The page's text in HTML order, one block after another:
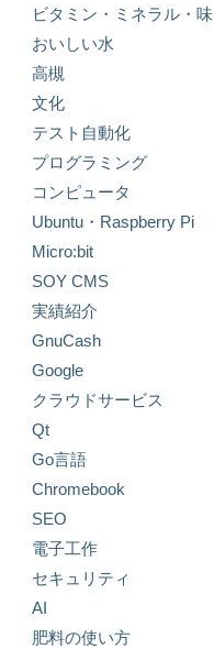
ビタミン・ミネラル・味
おいしい水
高槻
文化
テスト自動化
プログラミング
コンピュータ
Ubuntu・Raspberry Pi
Micro:bit
SOY CMS
実績紹介
GnuCash
Google
クラウドサービス
Qt
Go言語
Chromebook
SEO
電子工作
セキュリティ
AI
肥料の使い方